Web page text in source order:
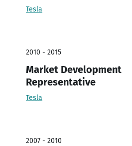
Tesla
2010 - 2015
Market Development
Representative
Tesla
2007 - 2010